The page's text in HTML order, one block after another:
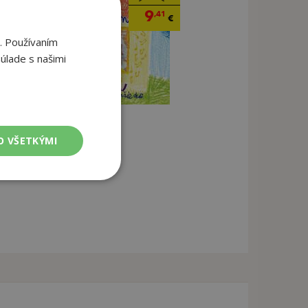
9,41 €
s našimi
VŠETKÝMI